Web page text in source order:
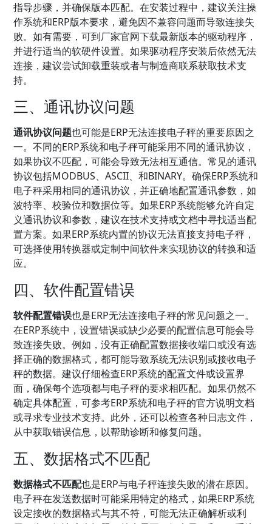
指导步骤，并确保版本匹配。在安装过程中，建议关注操
作系统和ERP版本要求，避免因不兼容问题而导致连接失
败。如有需要，可到厂家官网下载最新版本的驱动程序，
并进行适当的软硬件设置。如果驱动程序安装后依然无法
连接，建议尝试卸载重装或者与制造商联系获取技术支
持。
三、通讯协议问题
通讯协议问题也可能是ERP无法连接电子秤的重要原因之
一。不同的ERP系统和电子秤可能采用不同的通讯协议，
如果协议不匹配，可能会导致无法相互通信。常见的通讯
协议包括MODBUS、ASCII、和BINARY。确保ERP系统和
电子秤采用相同的通讯协议，并正确地配置通讯参数，如
波特率、校验位和数据位等。如果ERP系统能够允许自定
义通讯协议和参数，建议在技术支持或文档中寻找适当配
置方案。如果ERP系统内置的协议无法直接支持电子秤，
可选择使用转换器或定制中间软件来实现协议的转换和适
应。
四、软件配置错误
软件配置错误也是ERP无法连接电子秤的常见问题之一。
在ERP系统中，设置错误或缺少必要的配置信息可能会导
致连接失败。例如，没有正确配置数据接收端口或没有选
择正确的数据格式，都可能导致系统无法识别或接收电子
秤的数据。建议仔细检查ERP系统的配置文件或设置界
面，确保每个选项都与电子秤的要求相匹配。如果仍然不
确定具体配置，可参考ERP系统和电子秤的官方说明文档
或寻求专业技术支持。此外，还可以检查各种日志文件，
从中获取错误信息，以帮助诊断和修复问题。
五、数据格式不匹配
数据格式不匹配也是ERP与电子秤连接失败的潜在原因。
电子秤在发送数据时可能采用特定的格式，如果ERP系统
设定接收的数据格式与其不符，可能无法正确解析或利